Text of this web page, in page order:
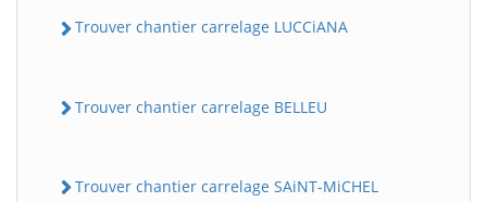
Trouver chantier carrelage LUCCiANA
Trouver chantier carrelage BELLEU
Trouver chantier carrelage SAiNT-MiCHEL